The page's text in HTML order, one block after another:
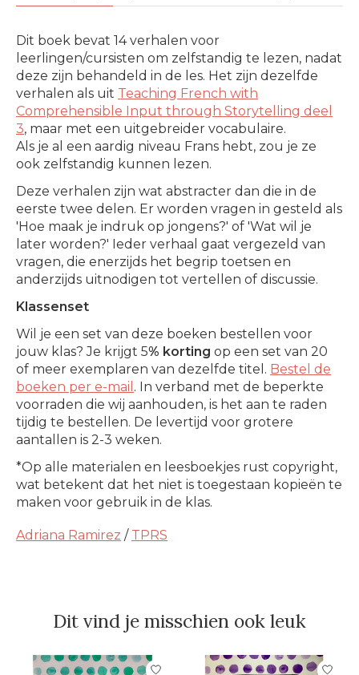
Dit boek bevat 14 verhalen voor
leerlingen/cursisten om zelfstandig te lezen, nadat
deze zijn behandeld in de les. Het zijn dezelfde
verhalen als uit Teaching French with
Comprehensible Input through Storytelling deel
3, maar met een uitgebreider vocabulaire.
Als je al een aardig niveau Frans hebt, zou je ze
ook zelfstandig kunnen lezen.
Deze verhalen zijn wat abstracter dan die in de
eerste twee delen. Er worden vragen in gesteld als
'Hoe maak je indruk op jongens?' of 'Wat wil je
later worden?' Ieder verhaal gaat vergezeld van
vragen, die enerzijds het begrip toetsen en
anderzijds uitnodigen tot vertellen of discussie.
Klassenset
Wil je een set van deze boeken bestellen voor
jouw klas? Je krijgt 5% korting op een set van 20
of meer exemplaren van dezelfde titel. Bestel de
boeken per e-mail . In verband met de beperkte
voorraden die wij aanhouden, is het aan te raden
tijdig te bestellen. De levertijd voor grotere
aantallen is 2-3 weken.
*Op alle materialen en leesboekjes rust copyright,
wat betekent dat het niet is toegestaan kopieën te
maken voor gebruik in de klas.
Adriana Ramirez / TPRS
Dit vind je misschien ook leuk
Items van productcarrousel